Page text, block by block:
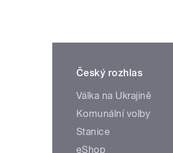
Český rozhlas
Válka na Ukrajině
Komunální volby
Stanice
eShop